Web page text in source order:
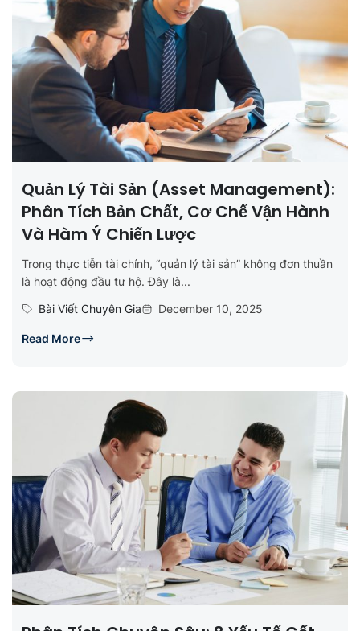
Quản Lý Tài Sản (Asset Management):
Phân Tích Bản Chất, Cơ Chế Vận Hành
Và Hàm Ý Chiến Lược
Trong thực tiễn tài chính, “quản lý tài sản” không đơn thuần
là hoạt động đầu tư hộ. Đây là...
Bài Viết Chuyên Gia
December 10, 2025
Read More